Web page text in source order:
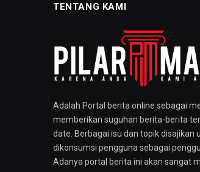
TENTANG KAMI
Adalah Portal berita online sebagai
memberikan suguhan berita-berita
date. Berbagai isu dan topik disajikan
dikonsumsi pengguna sebagai
Adanya portal berita ini akan sangat